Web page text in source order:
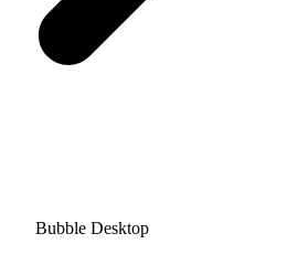
Bubble Desktop